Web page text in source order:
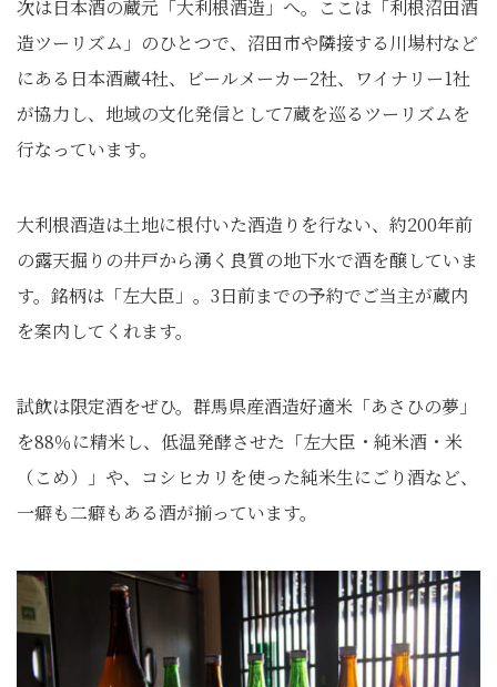
次は日本酒の蔵元「大利根酒造」へ。ここは「利根沼田酒
造ツーリズム」のひとつで、沼田市や隣接する川場村など
にある日本酒蔵4社、ビールメーカー2社、ワイナリー1社
が協力し、地域の文化発信として7蔵を巡るツーリズムを
行なっています。
大利根酒造は土地に根付いた酒造りを行ない、約200年前
の露天掘りの井戸から湧く良質の地下水で酒を醸していま
す。銘柄は「左大臣」。3日前までの予約でご当主が蔵内
を案内してくれます。
試飲は限定酒をぜひ。群馬県産酒造好適米「あさひの夢」
を88％に精米し、低温発酵させた「左大臣・純米酒・米
（こめ）」や、コシヒカリを使った純米生にごり酒など、
一癖も二癖もある酒が揃っています。